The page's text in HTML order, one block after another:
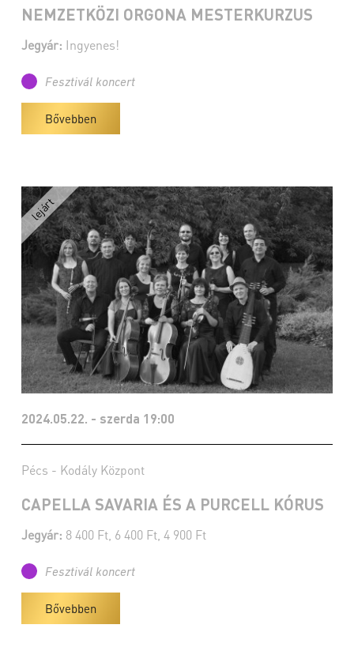
NEMZETKÖZI ORGONA MESTERKURZUS
Jegyár: Ingyenes!
Fesztivál koncert
Bővebben
2024.05.22. - szerda 19:00
Pécs - Kodály Központ
CAPELLA SAVARIA ÉS A PURCELL KÓRUS
Jegyár: 8 400 Ft, 6 400 Ft, 4 900 Ft
Fesztivál koncert
Bővebben